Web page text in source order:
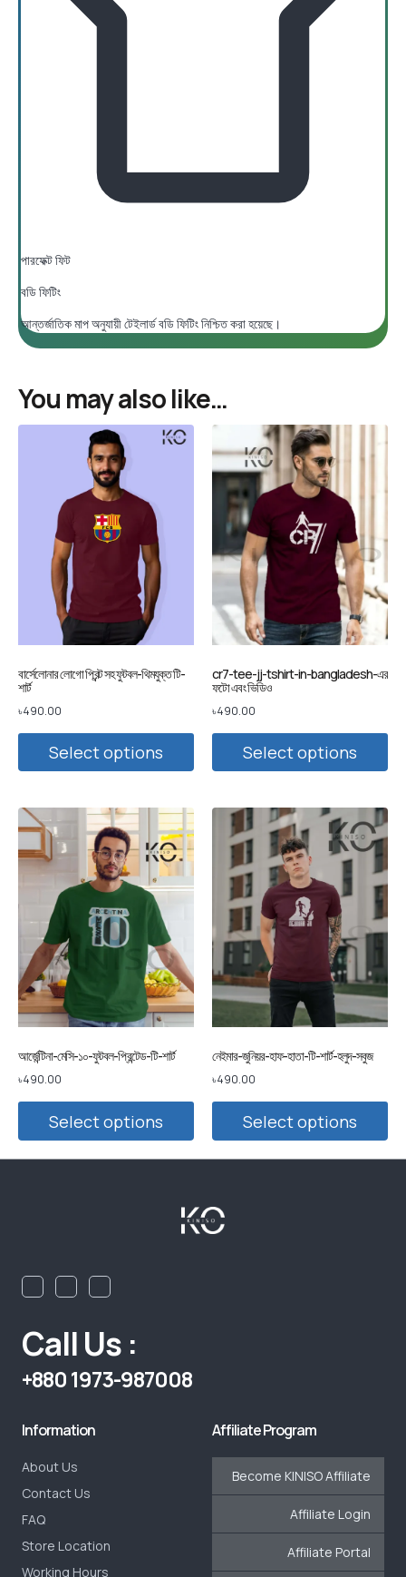
পারফেক্ট ফিট
বডি ফিটিং
আন্তর্জাতিক মাপ অনুযায়ী টেইলার্ড বডি ফিটিং নিশ্চিত করা হয়েছে।
You may also like…
বার্সেলোনার লোগো প্রিন্ট সহ ফুটবল-থিমযুক্ত টি-
শার্ট
৳490.00
Select options
cr7-tee-jj-tshirt-in-bangladesh-এর
ফটো এবং ভিডিও
৳490.00
Select options
আর্জেন্টিনা-মেসি-১০-ফুটবল-প্রিন্টেড-টি-শার্ট
৳490.00
Select options
নেইমার-জুনিয়র-হাফ-হাতা-টি-শার্ট-হলুদ-সবুজ
৳490.00
Select options
Call Us :
+880 1973-987008
Information
About Us
Contact Us
FAQ
Store Location
Working Hours
Affiliate Program
Become KINISO Affiliate
Affiliate Login
Affiliate Portal